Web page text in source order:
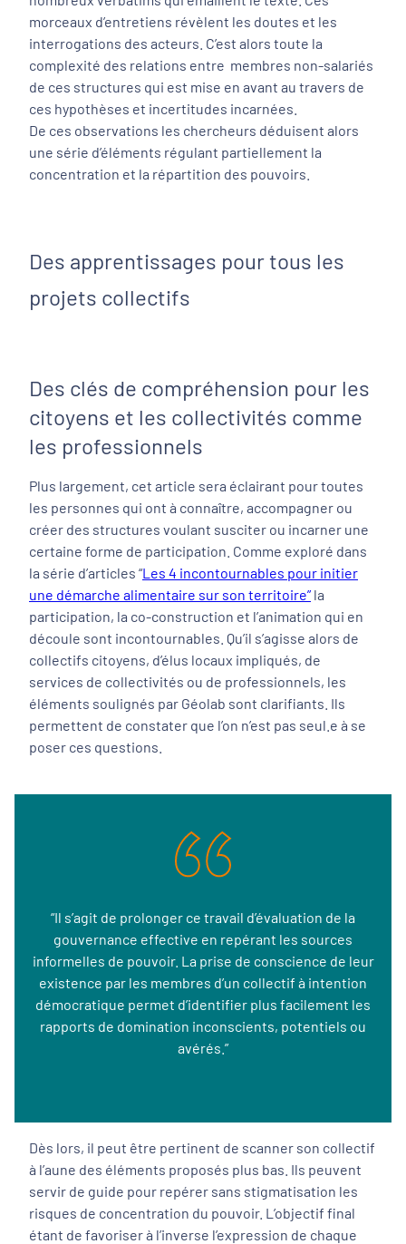
morceaux d’entretiens révèlent les doutes et les
interrogations des acteurs. C’est alors toute la
complexité des relations entre membres non-salariés
de ces structures qui est mise en avant au travers de
ces hypothèses et incertitudes incarnées.
De ces observations les chercheurs déduisent alors
une série d’éléments régulant partiellement la
concentration et la répartition des pouvoirs.
Des apprentissages pour tous les
projets collectifs
Des clés de compréhension pour les
citoyens et les collectivités comme
les professionnels
Plus largement, cet article sera éclairant pour toutes
les personnes qui ont à connaître, accompagner ou
créer des structures voulant susciter ou incarner une
certaine forme de participation. Comme exploré dans
la série d’articles “Les 4 incontournables pour initier
une démarche alimentaire sur son territoire” la
participation, la co-construction et l’animation qui en
découle sont incontournables. Qu’il s’agisse alors de
collectifs citoyens, d’élus locaux impliqués, de
services de collectivités ou de professionnels, les
éléments soulignés par Géolab sont clarifiants. Ils
permettent de constater que l’on n’est pas seul.e à se
poser ces questions.
“Il s’agit de prolonger ce travail d’évaluation de la
gouvernance effective en repérant les sources
informelles de pouvoir. La prise de conscience de leur
existence par les membres d’un collectif à intention
démocratique permet d’identifier plus facilement les
rapports de domination inconscients, potentiels ou
avérés.”
Dès lors, il peut être pertinent de scanner son collectif
à l’aune des éléments proposés plus bas. Ils peuvent
servir de guide pour repérer sans stigmatisation les
risques de concentration du pouvoir. L’objectif final
étant de favoriser à l’inverse l’expression de chaque